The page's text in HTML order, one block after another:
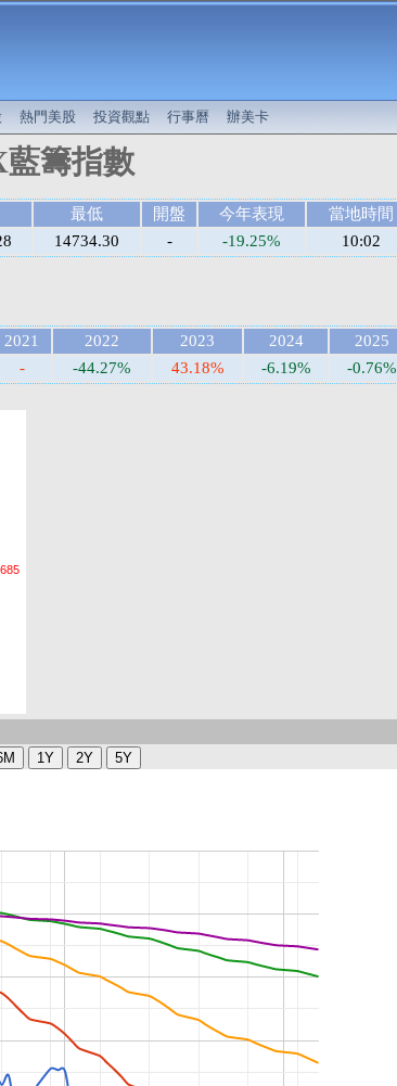
熱門美股 投資觀點 行事曆 辦美卡
籌指數
最低 開盤 今年表現
當地時間
14734.30 - -19.25% 10:02
2021 2022 2023 2024
2025
- -44.27% 43.18% -6.19% -0.76%